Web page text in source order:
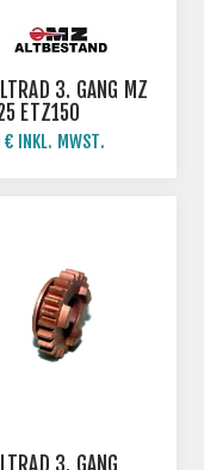
3. GANG MZ
ETZ150
INKL. MWST.
3. GANG